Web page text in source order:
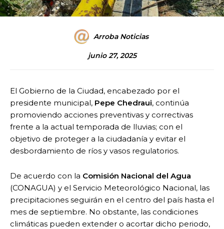
Arroba Noticias
junio 27, 2025
El Gobierno de la Ciudad, encabezado por el
presidente municipal, Pepe Chedraui, continúa
promoviendo acciones preventivas y correctivas
frente a la actual temporada de lluvias; con el
objetivo de proteger a la ciudadanía y evitar el
desbordamiento de ríos y vasos regulatorios.
De acuerdo con la Comisión Nacional del Agua
(CONAGUA) y el Servicio Meteorológico Nacional, las
precipitaciones seguirán en el centro del país hasta el
mes de septiembre. No obstante, las condiciones
climáticas pueden extender o acortar dicho periodo,